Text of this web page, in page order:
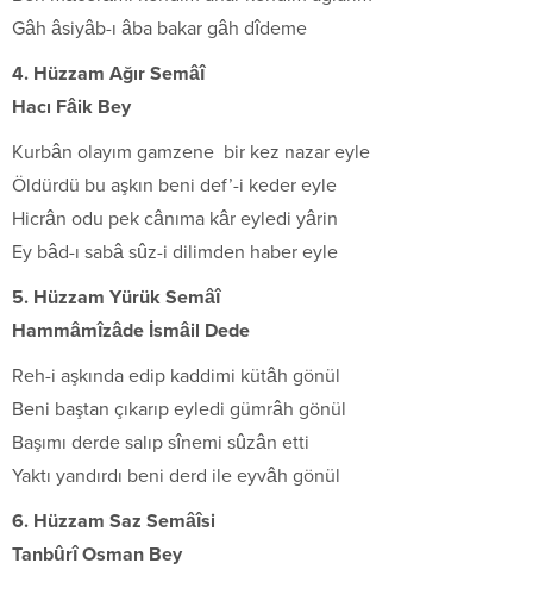
Gâh âsiyâb-ı âba bakar gâh dîdeme
4. Hüzzam Ağır Semâî
Hacı Fâik Bey
Kurbân olayım gamzene bir kez nazar eyle
Öldürdü bu aşkın beni def’-i keder eyle
Hicrân odu pek cânıma kâr eyledi yârin
Ey bâd-ı sabâ sûz-i dilimden haber eyle
5. Hüzzam Yürük Semâî
Hammâmîzâde İsmâil Dede
Reh-i aşkında edip kaddimi kütâh gönül
Beni baştan çıkarıp eyledi gümrâh gönül
Başımı derde salıp sînemi sûzân etti
Yaktı yandırdı beni derd ile eyvâh gönül
6. Hüzzam Saz Semâîsi
Tanbûrî Osman Bey